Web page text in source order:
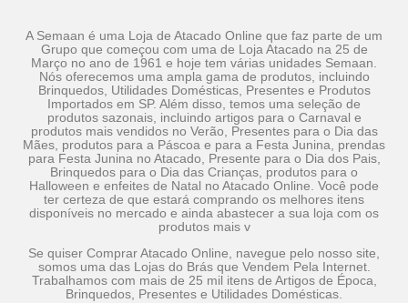
A Semaan é uma Loja de Atacado Online que faz parte de um
Grupo que começou com uma de Loja Atacado na 25 de
Março no ano de 1961 e hoje tem várias unidades Semaan.
Nós oferecemos uma ampla gama de produtos, incluindo
Brinquedos, Utilidades Domésticas, Presentes e Produtos
Importados em SP. Além disso, temos uma seleção de
produtos sazonais, incluindo artigos para o Carnaval e
produtos mais vendidos no Verão, Presentes para o Dia das
Mães, produtos para a Páscoa e para a Festa Junina, prendas
para Festa Junina no Atacado, Presente para o Dia dos Pais,
Brinquedos para o Dia das Crianças, produtos para o
Halloween e enfeites de Natal no Atacado Online. Você pode
ter certeza de que estará comprando os melhores itens
disponíveis no mercado e ainda abastecer a sua loja com os
produtos mais v
Se quiser Comprar Atacado Online, navegue pelo nosso site,
somos uma das Lojas do Brás que Vendem Pela Internet.
Trabalhamos com mais de 25 mil itens de Artigos de Época,
Brinquedos, Presentes e Utilidades Domésticas.